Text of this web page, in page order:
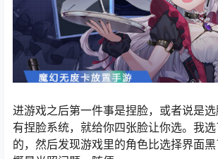
进游戏之后第一件事是捏脸，或者说是
有捏脸系统，就给你四张脸让你选。我
的，然后发现游戏里的角色比选择界面